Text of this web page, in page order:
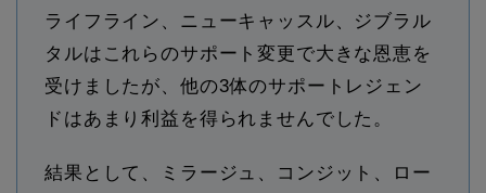
ライフライン、ニューキャッスル、ジブラル
タルはこれらのサポート変更で大きな恩恵を
受けましたが、他の3体のサポートレジェン
ドはあまり利益を得られませんでした。
結果として、ミラージュ、コンジット、ロー